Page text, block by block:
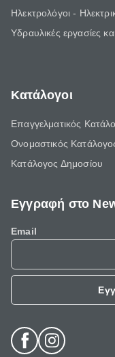
Ηλεκτρολόγοι -
Υδραυλικές εργασίες
Κατάλογοι
Επαγγελματικός
Ονομαστικός
Κατάλογος Δημοσίου
Εγγραφή στο
Email